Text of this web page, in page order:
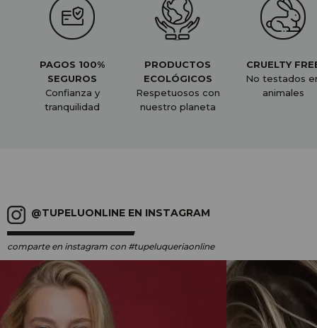
PAGOS 100%
SEGUROS
Confianza y
tranquilidad
PRODUCTOS
ECOLÓGICOS
Respetuosos con
nuestro planeta
CRUELTY
No testados
animales
@TUPELUONLINE EN INSTAGRAM
comparte en instagram con #tupeluqueriaonline